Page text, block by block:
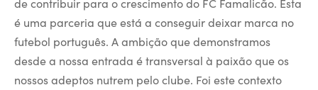
é uma parceria que está a conseguir deixar marca no
futebol português. A ambição que demonstramos
desde a nossa entrada é transversal à paixão que os
nossos adeptos nutrem pelo clube. Foi este contexto